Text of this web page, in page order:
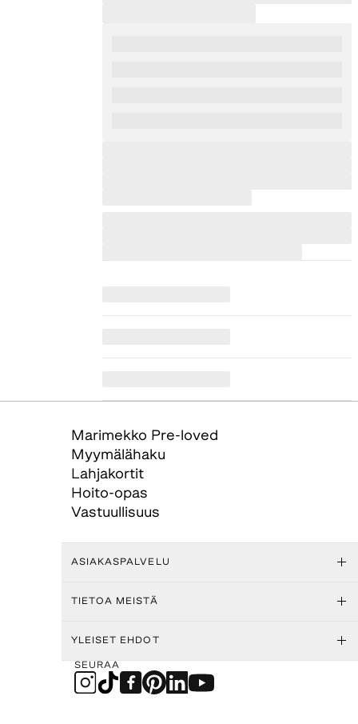
Marimekko Pre-loved
Myymälähaku
Lahjakortit
Hoito-opas
Vastuullisuus
ASIAKASPALVELU
TIETOA MEISTÄ
YLEISET EHDOT
SEURAA